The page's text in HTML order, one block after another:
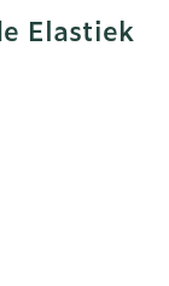
Elastiek